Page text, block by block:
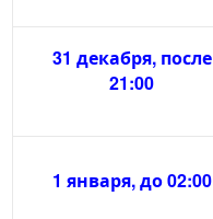
31 декабря, после
21:00
1 января, до 02:00